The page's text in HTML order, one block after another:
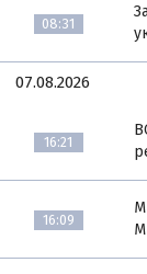
08:31
07.08.2026
16:21
16:09